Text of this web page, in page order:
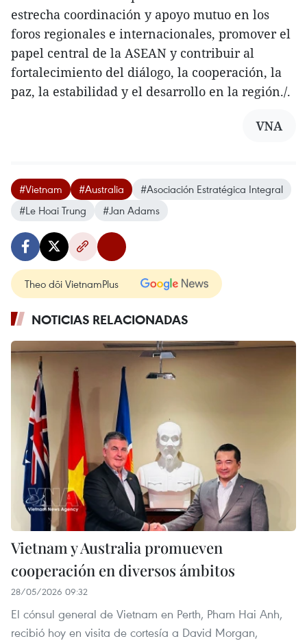
estrecha coordinación y apoyo mutuo en los
foros regionales e internacionales, promover el
papel central de la ASEAN y contribuir al
fortalecimiento del diálogo, la cooperación, la
paz, la estabilidad y el desarrollo en la región./.
VNA
#Vietnam #Australia
#Asociación Estratégica Integral
#Le Hoai Trung
#Jan Adams
Theo dõi VietnamPlus
NOTICIAS RELACIONADAS
Vietnam y Australia promueven
cooperación en diversos ámbitos
28/05/2026 09:32
El cónsul general de Vietnam en Perth, Pham Hai Anh,
recibió hoy en visita de cortesía a David Morgan,